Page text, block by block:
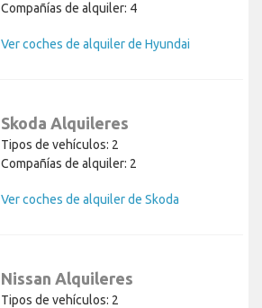
Compañías de alquiler: 4
Ver coches de alquiler de Hyundai
Skoda Alquileres
Tipos de vehículos: 2
Compañías de alquiler: 2
Ver coches de alquiler de Skoda
Nissan Alquileres
Tipos de vehículos: 2